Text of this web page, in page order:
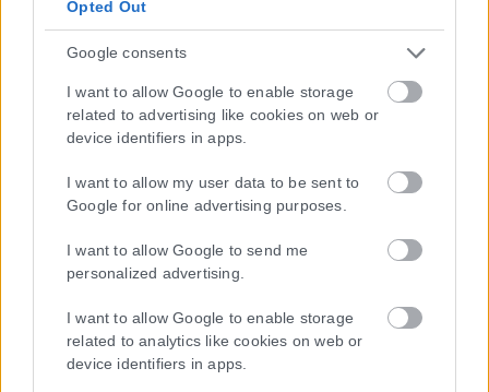
Opted Out
Google consents
I want to allow Google to enable storage
related to advertising like cookies on web or
device identifiers in apps.
I want to allow my user data to be sent to
Google for online advertising purposes.
I want to allow Google to send me
personalized advertising.
I want to allow Google to enable storage
related to analytics like cookies on web or
device identifiers in apps.
Η εταιρεία με την επωνυμία “POLITICAL MEDIA GROUP A.E.” και κατ’
συμμορφώνονται με τη Σύσταση (ΕΕ) 2018/334 της Επιτροπής της
1ης Μαρτίου 2018 σχετικά με τα μέτρα για την αποτελεσματική
Μοναδικός αριθμός Μ.Η.Τ. 262048